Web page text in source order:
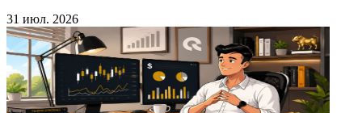
31 июл. 2026